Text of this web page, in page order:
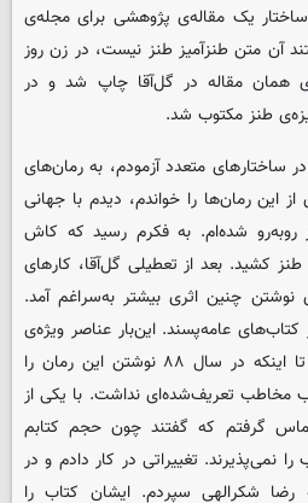
یک مقاله‌ی پژوهشی برای مجله‌ی
آن متن طنزآمیز طنز نیست، در زن روز
همان مقاله در گل‌آقا چاپ شد و در
طنز مکتوب شد.
ساختارهای متعدد آزمودم، به رمان‌های
این رمان‌ها را خواندم، دیدم با جهانی
روبه‌رو شده‌ام. به فکرم رسید که کاش
کشید. بعد از تعطیلی گل‌آقا، کارهای
چنین اثری بیشتر به‌سراغم آمد.
عامه‌پسند. این‌بار عناصر ویژه‌ی
این کتاب‌ها را استخراج کردم تا اینکه در سال ۸۸ نوشتن این رمان را
مخاطب تعریف‌شده‌ای نداشت. با یکی از
گرفتم که گفتند چون حجم کتابم
کتاب را نمی‌پذیرند. تغییراتی در کار دادم و در
رضا شکرالهی سپردم. ایشان کتاب را